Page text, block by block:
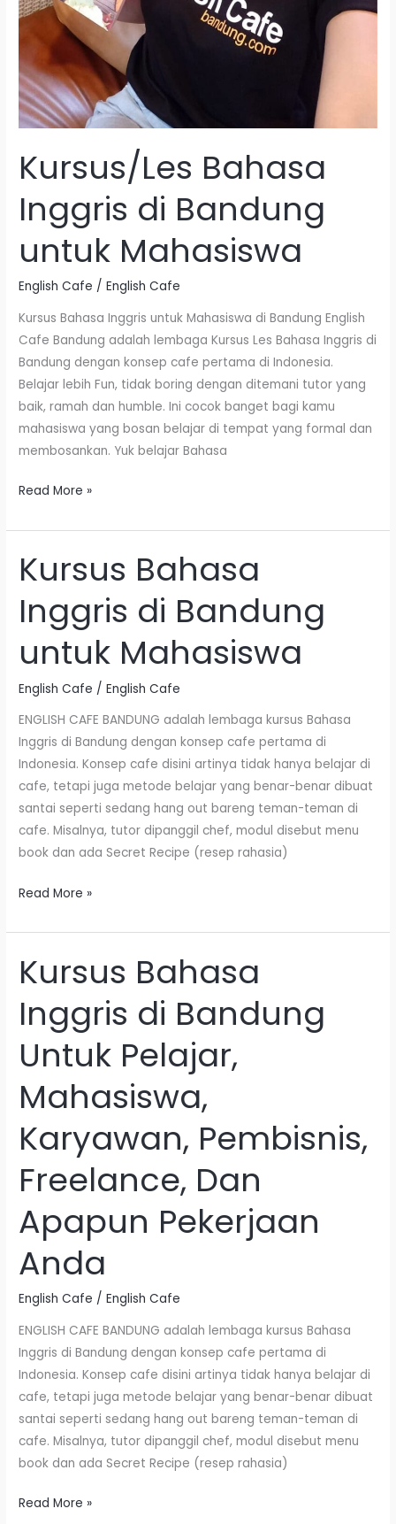
Kursus/Les Bahasa
Inggris di Bandung
untuk Mahasiswa
English Cafe /English Cafe
Kursus Bahasa Inggris untuk Mahasiswa di Bandung English
Cafe Bandung adalah lembaga Kursus Les Bahasa Inggris di
Bandung dengan konsep cafe pertama di Indonesia.
Belajar lebih Fun, tidak boring dengan ditemani tutor yang
baik, ramah dan humble. Ini cocok banget bagi kamu
mahasiswa yang bosan belajar di tempat yang formal dan
membosankan. Yuk belajar Bahasa
Read More »
Kursus Bahasa
Inggris di Bandung
untuk Mahasiswa
English Cafe /English Cafe
ENGLISH CAFE BANDUNG adalah lembaga kursus Bahasa
Inggris di Bandung dengan konsep cafe pertama di
Indonesia. Konsep cafe disini artinya tidak hanya belajar di
cafe, tetapi juga metode belajar yang benar-benar dibuat
santai seperti sedang hang out bareng teman-teman di
cafe. Misalnya, tutor dipanggil chef, modul disebut menu
book dan ada Secret Recipe (resep rahasia)
Kursus
Bahasa
Inggris
di
Bandung
Mahasiswa
Read More »
Kursus Bahasa
Inggris di Bandung
Untuk Pelajar,
Mahasiswa,
Karyawan, Pembisnis,
Freelance, Dan
Apapun Pekerjaan
Anda
English Cafe /English Cafe
ENGLISH CAFE BANDUNG adalah lembaga kursus Bahasa
Inggris di Bandung dengan konsep cafe pertama di
Indonesia. Konsep cafe disini artinya tidak hanya belajar di
cafe, tetapi juga metode belajar yang benar-benar dibuat
santai seperti sedang hang out bareng teman-teman di
cafe. Misalnya, tutor dipanggil chef, modul disebut menu
book dan ada Secret Recipe (resep rahasia)
Kursus
Bahasa
Inggris
di
Bandung
Untuk
Pelajar,
Karyawan,
Pembisnis,
Freelance,
Apapun
Pekerjaan
Anda
Read More »